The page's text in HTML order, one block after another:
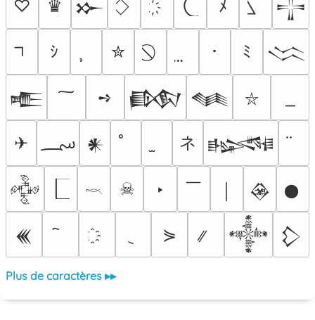
♡ ♛ 𒁍 ﾒ 𒋲
ｼ ✮ ･ ﾐ 𒈱
𒍫 ➺ 𒁃 𒈝 ⛥
✈ ؄ 𒀭 ネ 𒈙
𒅒 𓎖 ☠ ‣ ￣ 𒊲 𒊹
𒌍 ⋟ 𒀱 𒁷
Plus de caractères ▸▸